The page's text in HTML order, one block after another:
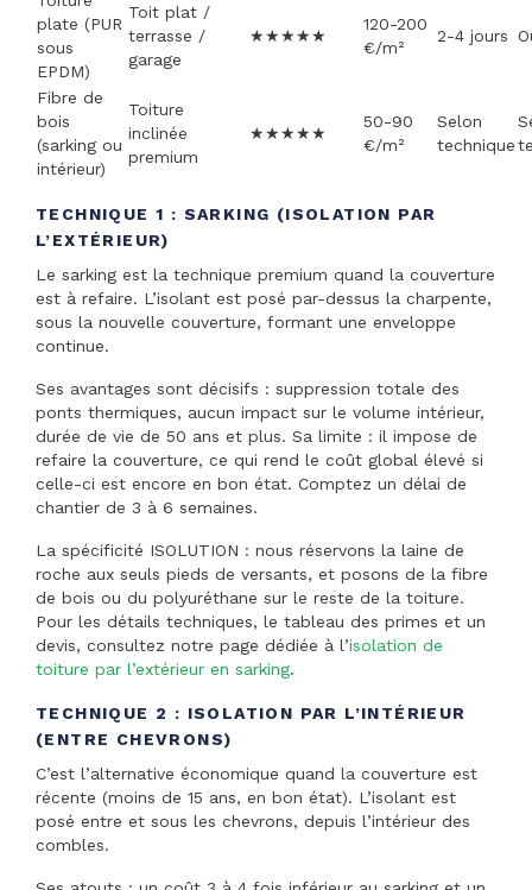
plate (PUR
sous
EPDM)
Toit plat /
terrasse /
garage
★★★★★
120-200
€/m²
2-4 jours
Fibre de
bois
(sarking ou
intérieur)
Toiture
inclinée
premium
★★★★★
50-90
€/m²
Selon
technique
TECHNIQUE 1 : SARKING (ISOLATION PAR
L’EXTÉRIEUR)
Le sarking est la technique premium quand la couverture
est à refaire. L’isolant est posé par-dessus la charpente,
sous la nouvelle couverture, formant une enveloppe
continue.
Ses avantages sont décisifs : suppression totale des
ponts thermiques, aucun impact sur le volume intérieur,
durée de vie de 50 ans et plus. Sa limite : il impose de
refaire la couverture, ce qui rend le coût global élevé si
celle-ci est encore en bon état. Comptez un délai de
chantier de 3 à 6 semaines.
La spécificité ISOLUTION : nous réservons la laine de
roche aux seuls pieds de versants, et posons de la fibre
de bois ou du polyuréthane sur le reste de la toiture.
Pour les détails techniques, le tableau des primes et un
devis, consultez notre page dédiée à l’isolation de
toiture par l’extérieur en sarking.
TECHNIQUE 2 : ISOLATION PAR L’INTÉRIEUR
(ENTRE CHEVRONS)
C’est l’alternative économique quand la couverture est
récente (moins de 15 ans, en bon état). L’isolant est
posé entre et sous les chevrons, depuis l’intérieur des
combles.